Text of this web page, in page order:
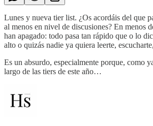
Lunes y nueva tier list. ¿Os acordáis del que
al menos en nivel de discusiones? En menos
han apagado: todo pasa tan rápido que o lo
alto o quizás nadie ya quiera leerte,
Es un absurdo, especialmente porque, como
largo de las tiers de este año…